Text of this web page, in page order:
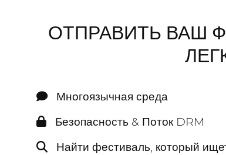
ОТПРАВИТЬ ВАШ
Многоязычная среда
Безопасность & Поток DRM
Найти фестиваль, который